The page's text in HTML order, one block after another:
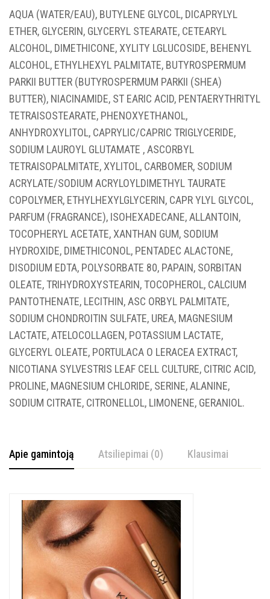
AQUA (WATER/EAU), BUTYLENE GLYCOL, DICAPRYLYL
ETHER, GLYCERIN, GLYCERYL STEARATE, CETEARYL
ALCOHOL, DIMETHICONE, XYLITY LGLUCOSIDE, BEHENYL
ALCOHOL, ETHYLHEXYL PALMITATE, BUTYROSPERMUM
PARKII BUTTER (BUTYROSPERMUM PARKII (SHEA)
BUTTER), NIACINAMIDE, ST EARIC ACID, PENTAERYTHRITYL
TETRAISOSTEARATE, PHENOXYETHANOL,
ANHYDROXYLITOL, CAPRYLIC/CAPRIC TRIGLYCERIDE,
SODIUM LAUROYL GLUTAMATE , ASCORBYL
TETRAISOPALMITATE, XYLITOL, CARBOMER, SODIUM
ACRYLATE/SODIUM ACRYLOYLDIMETHYL TAURATE
COPOLYMER, ETHYLHEXYLGLYCERIN, CAPR YLYL GLYCOL,
PARFUM (FRAGRANCE), ISOHEXADECANE, ALLANTOIN,
TOCOPHERYL ACETATE, XANTHAN GUM, SODIUM
HYDROXIDE, DIMETHICONOL, PENTADEC ALACTONE,
DISODIUM EDTA, POLYSORBATE 80, PAPAIN, SORBITAN
OLEATE, TRIHYDROXYSTEARIN, TOCOPHEROL, CALCIUM
PANTOTHENATE, LECITHIN, ASC ORBYL PALMITATE,
SODIUM CHONDROITIN SULFATE, UREA, MAGNESIUM
LACTATE, ATELOCOLLAGEN, POTASSIUM LACTATE,
GLYCERYL OLEATE, PORTULACA O LERACEA EXTRACT,
NICOTIANA SYLVESTRIS LEAF CELL CULTURE, CITRIC ACID,
PROLINE, MAGNESIUM CHLORIDE, SERINE, ALANINE,
SODIUM CITRATE, CITRONELLOL, LIMONENE, GERANIOL.
Apie gamintoją Atsiliepimai (0) Klausimai
UŽSAKYMUI!
Prenumeruok naujienlaiškį ir gauk nuolaidą!
Sutinku gauti naujienas ir spec.
pasiūlymus el. paštu
Sutinku, kad mano asmens duomenys būtų
tvarkomi pagalRenatos Studijos
privatumo politiką.
Daugiau informacijos apie tai, kaip tvarkome jūsų duomenis
rinkodaros komunikacijai, rasite mūsų Privatumo politikoje.
GAUTI 10% NUOLAIDĄ